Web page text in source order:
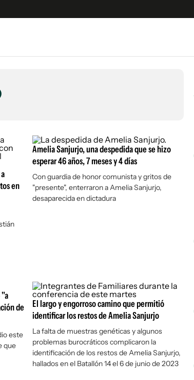
en
Amelia Sanjurjo, una despedida que se hizo
esperar 46 años, 7 meses y 4 días
Con guardia de honor comunista y gritos de
"presente", enterraron a Amelia Sanjurjo,
desaparecida en dictadura
de
este
que
El largo y engorroso camino que permitió
identificar los restos de Amelia Sanjurjo
La falta de muestras genéticas y algunos
problemas burocráticos complicaron la
identificación de los restos de Amelia Sanjurjo,
hallados en el Batallón 14 el 6 de junio de 2023